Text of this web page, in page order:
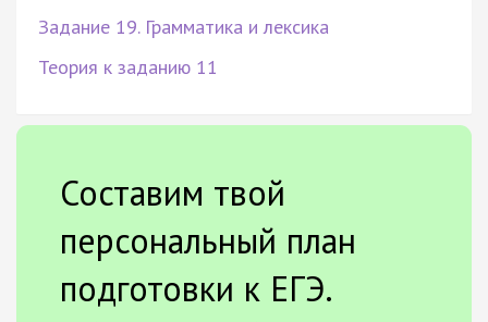
Задание 19. Грамматика и лексика
Теория к заданию 11
Составим твой
персональный план
подготовки к ЕГЭ.